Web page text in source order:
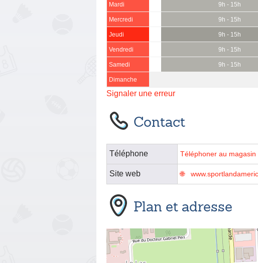
Mardi 9h - 15h
Mercredi 9h - 15h
Jeudi 9h - 15h
Vendredi 9h - 15h
Samedi 9h - 15h
Dimanche
Signaler une erreur
Contact
Téléphone Téléphoner au magasin
Site web
Plan et adresse